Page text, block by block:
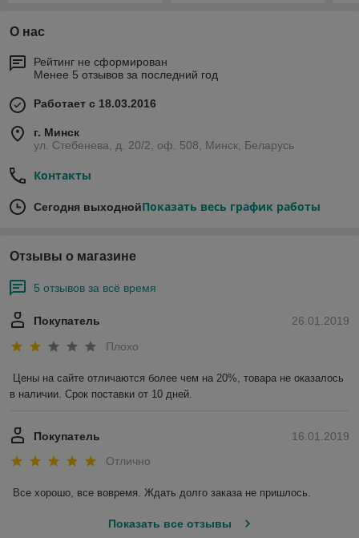
О нас
Рейтинг не сформирован
Менее 5 отзывов за последний год
Работает с 18.03.2016
г. Минск
ул. Стебенева, д. 20/2, оф. 508, Минск, Беларусь
Контакты
Сегодня выходнойПоказать весь график работы
Отзывы о магазине
5 отзывов за всё время
26.01.2019
Покупатель
Плохо
Цены на сайте отличаются более чем на 20%, товара не оказалось
в наличии. Срок поставки от 10 дней.
16.01.2019
Покупатель
Отлично
Все хорошо, все вовремя. Ждать долго заказа не пришлось.
Показать все отзывы